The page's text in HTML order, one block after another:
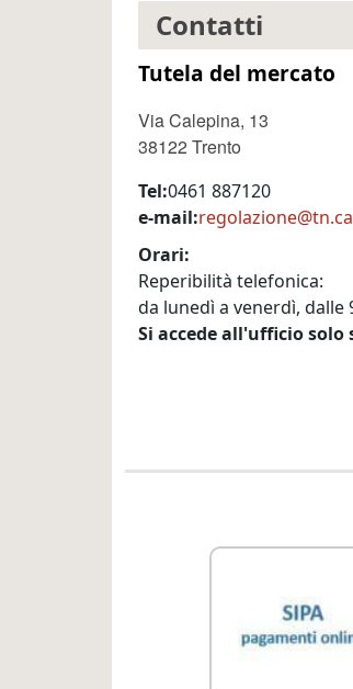
Contatti
Tutela del mercato
Via Calepina, 13
38122 Trento
Tel 0461 887120
e-mail
Orari
Reperibilità telefonica:
da lunedì a venerdì, dalle
Si accede all'ufficio
Link Utili